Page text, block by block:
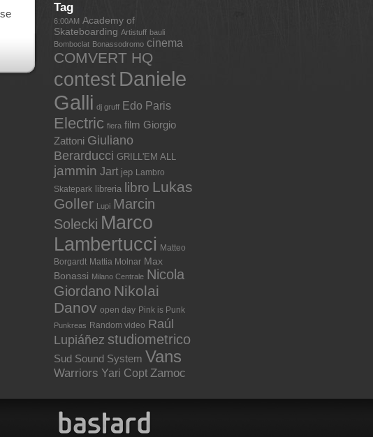
Tag
6:00AM Academy of
Skateboarding Artistuff bauli
Bomboclat Bonassodromo cinema
COMVERT HQ
contest Daniele
Galli dj gruff Edo Paris
Electric fiera film Giorgio
Zattoni Giuliano
Berarducci GRILL'EM ALL
jammin Jart jep Lambro
Skatepark libreria libro Lukas
Goller Lupi Marcin
Solecki Marco
Lambertucci Matteo
Borgardt Mattia Molnar Max
Bonassi Milano Centrale Nicola
Giordano Nikolai
Danov open day Pink is Punk
Punkreas Random video Raúl
Lupiáñez studiometrico
Sud Sound System Vans
Warriors Yari Copt Zamoc